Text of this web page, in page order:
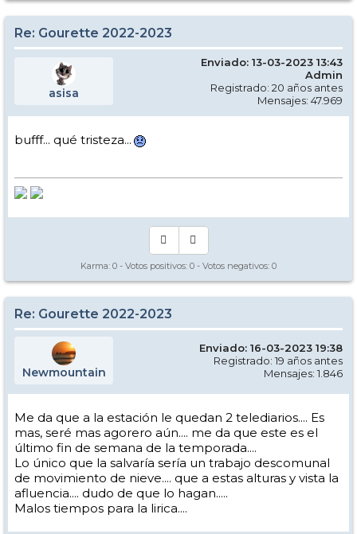
Re: Gourette 2022-2023
asisa
Enviado: 13-03-2023 13:43
Admin
Registrado: 20 años antes
Mensajes: 47.969
bufff... qué tristeza...
Karma: 0 - Votos positivos: 0 - Votos negativos: 0
Re: Gourette 2022-2023
Newmountain
Enviado: 16-03-2023 19:38
Registrado: 19 años antes
Mensajes: 1.846
Me da que a la estación le quedan 2 telediarios.... Es
mas, seré mas agorero aún.... me da que este es el
último fin de semana de la temporada....
Lo único que la salvaría sería un trabajo descomunal
de movimiento de nieve.... que a estas alturas y vista la
afluencia.... dudo de que lo hagan.....
Malos tiempos para la lirica....